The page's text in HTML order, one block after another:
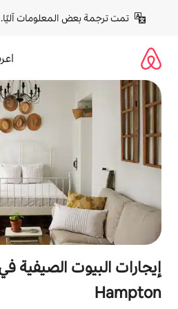
آليًا. عرض النص باللغة الأصلية
إيجارات البيوت الصيفية في Wade